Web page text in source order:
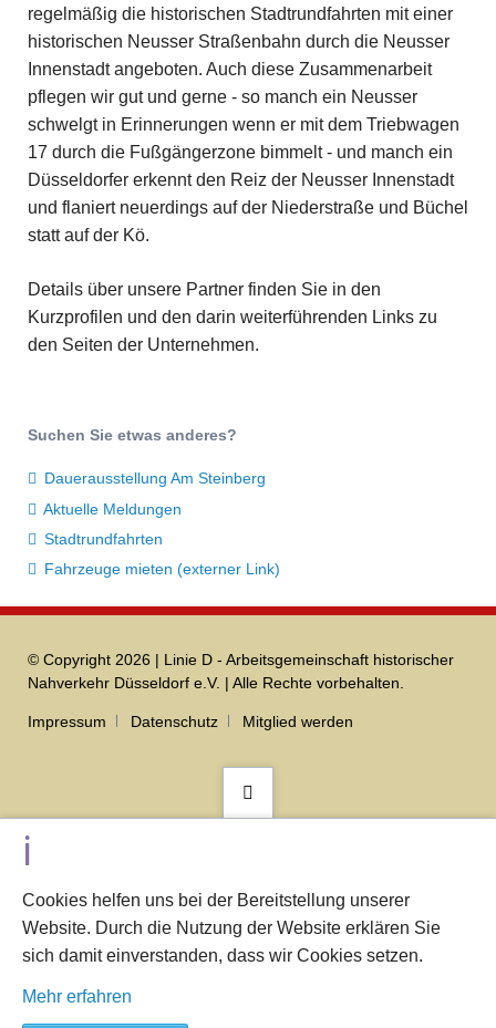
Cookies helfen uns bei der Bereitstellung unserer
Website. Durch die Nutzung der Website erklären Sie
sich damit einverstanden, dass wir Cookies setzen.
Mehr erfahren
regelmäßig die historischen Stadtrundfahrten mit einer
historischen Neusser Straßenbahn durch die Neusser
Innenstadt angeboten. Auch diese Zusammenarbeit
pflegen wir gut und gerne - so manch ein Neusser
schwelgt in Erinnerungen wenn er mit dem Triebwagen
17 durch die Fußgängerzone bimmelt - und manch ein
Düsseldorfer erkennt den Reiz der Neusser Innenstadt
und flaniert neuerdings auf der Niederstraße und Büchel
statt auf der Kö.
Details über unsere Partner finden Sie in den
Kurzprofilen und den darin weiterführenden Links zu
den Seiten der Unternehmen.
Suchen Sie etwas anderes?
Dauerausstellung Am Steinberg
Aktuelle Meldungen
Stadtrundfahrten
Fahrzeuge mieten (externer Link)
© Copyright 2026 | Linie D - Arbeitsgemeinschaft historischer
Nahverkehr Düsseldorf e.V. | Alle Rechte vorbehalten.
Navigation
Impressum Datenschutz Mitglied werden